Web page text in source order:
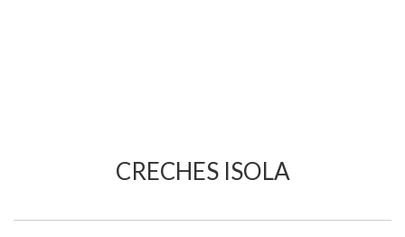
CRECHES ISOLA